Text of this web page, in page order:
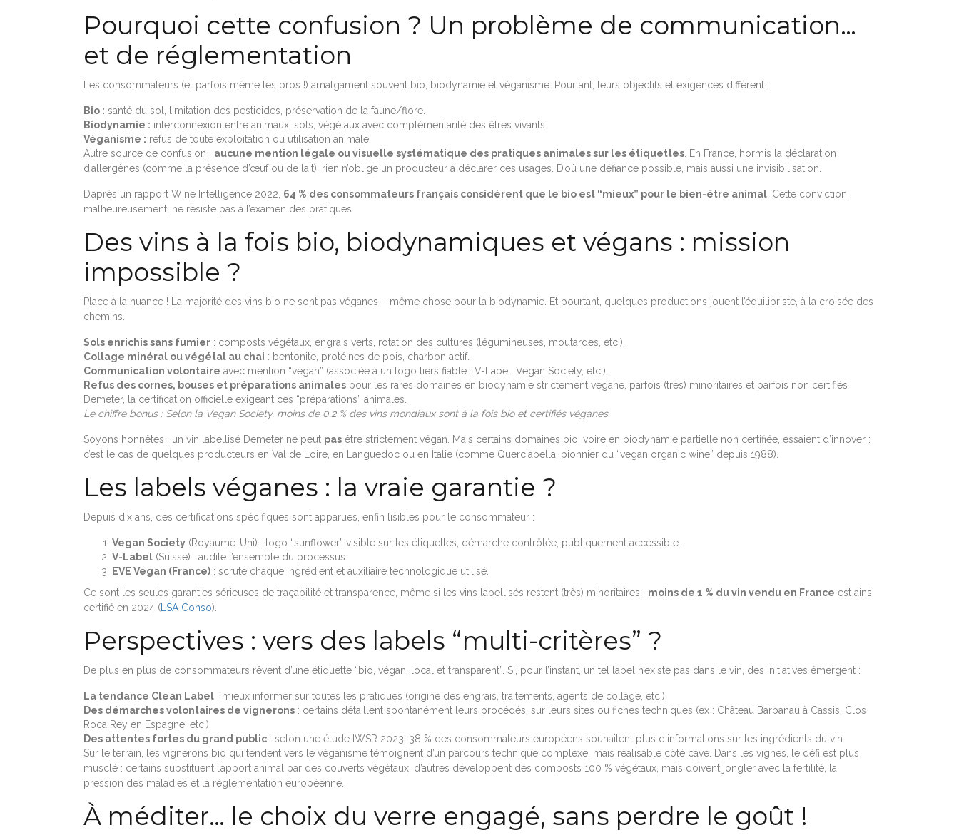
Pourquoi cette confusion ? Un problème de communication…
et de réglementation
Les consommateurs (et parfois même les pros !) amalgament souvent bio, biodynamie et véganisme. Pourtant, leurs objectifs et exigences diffèrent :
Bio : santé du sol, limitation des pesticides, préservation de la faune/flore.
Biodynamie : interconnexion entre animaux, sols, végétaux avec complémentarité des êtres vivants.
Véganisme : refus de toute exploitation ou utilisation animale.
Autre source de confusion : aucune mention légale ou visuelle systématique des pratiques animales sur les étiquettes . En France, hormis la déclaration
d’allergènes (comme la présence d’œuf ou de lait), rien n’oblige un producteur à déclarer ces usages. D’où une défiance possible, mais aussi une invisibilisation.
D’après un rapport Wine Intelligence 2022, 64 % des consommateurs français considèrent que le bio est “mieux” pour le bien-être animal . Cette conviction,
malheureusement, ne résiste pas à l’examen des pratiques.
Des vins à la fois bio, biodynamiques et végans : mission
impossible ?
Place à la nuance ! La majorité des vins bio ne sont pas véganes – même chose pour la biodynamie. Et pourtant, quelques productions jouent l’équilibriste, à la croisée des
chemins.
Sols enrichis sans fumier : composts végétaux, engrais verts, rotation des cultures (légumineuses, moutardes, etc.).
Collage minéral ou végétal au chai : bentonite, protéines de pois, charbon actif.
Communication volontaire avec mention “vegan” (associée à un logo tiers fiable : V-Label, Vegan Society, etc.).
Refus des cornes, bouses et préparations animales pour les rares domaines en biodynamie strictement végane, parfois (très) minoritaires et parfois non certifiés
Demeter, la certification officielle exigeant ces “préparations” animales.
Le chiffre bonus : Selon la Vegan Society, moins de 0,2 % des vins mondiaux sont à la fois bio et certifiés véganes.
Soyons honnêtes : un vin labellisé Demeter ne peut pas être strictement végan. Mais certains domaines bio, voire en biodynamie partielle non certifiée, essaient d’innover :
c’est le cas de quelques producteurs en Val de Loire, en Languedoc ou en Italie (comme Querciabella, pionnier du “vegan organic wine” depuis 1988).
Les labels véganes : la vraie garantie ?
Depuis dix ans, des certifications spécifiques sont apparues, enfin lisibles pour le consommateur :
Vegan Society (Royaume-Uni) : logo “sunflower” visible sur les étiquettes, démarche contrôlée, publiquement accessible.
V-Label (Suisse) : audite l’ensemble du processus.
EVE Vegan (France) : scrute chaque ingrédient et auxiliaire technologique utilisé.
Ce sont les seules garanties sérieuses de traçabilité et transparence, même si les vins labellisés restent (très) minoritaires : moins de 1 % du vin vendu en France est ainsi
certifié en 2024 ( LSA Conso).
Perspectives : vers des labels “multi-critères” ?
De plus en plus de consommateurs rêvent d’une étiquette “bio, végan, local et transparent”. Si, pour l’instant, un tel label n’existe pas dans le vin, des initiatives émergent :
La tendance Clean Label : mieux informer sur toutes les pratiques (origine des engrais, traitements, agents de collage, etc.).
Des démarches volontaires de vignerons : certains détaillent spontanément leurs procédés, sur leurs sites ou fiches techniques (ex : Château Barbanau à Cassis, Clos
Roca Rey en Espagne, etc.).
Des attentes fortes du grand public : selon une étude IWSR 2023, 38 % des consommateurs européens souhaitent plus d’informations sur les ingrédients du vin.
Sur le terrain, les vignerons bio qui tendent vers le véganisme témoignent d’un parcours technique complexe, mais réalisable côté cave. Dans les vignes, le défi est plus
musclé : certains substituent l’apport animal par des couverts végétaux, d’autres développent des composts 100 % végétaux, mais doivent jongler avec la fertilité, la
pression des maladies et la règlementation européenne.
À méditer… le choix du verre engagé, sans perdre le goût !